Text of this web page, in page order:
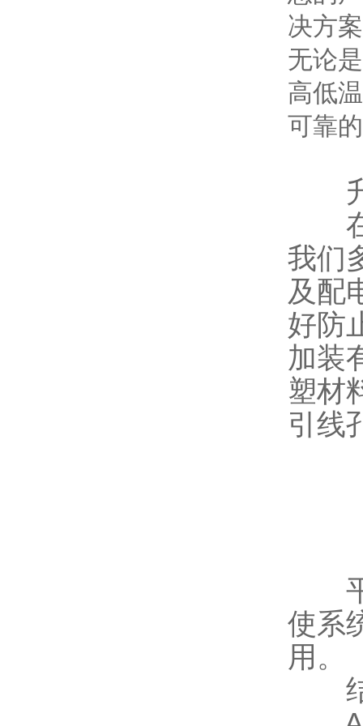
决方
无论
高低
可靠
升
在
我们
及配
好防
加装
塑材
引线
平
使系
用。
结